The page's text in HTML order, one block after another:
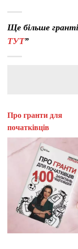
Ще більше
ТУТ”
Про гранти для
початківців